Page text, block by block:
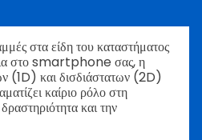
στα είδη του καταστήματος
στο smartphone σας, η
(1D) και δισδιάστατων (2D)
καίριο ρόλο στη
και την